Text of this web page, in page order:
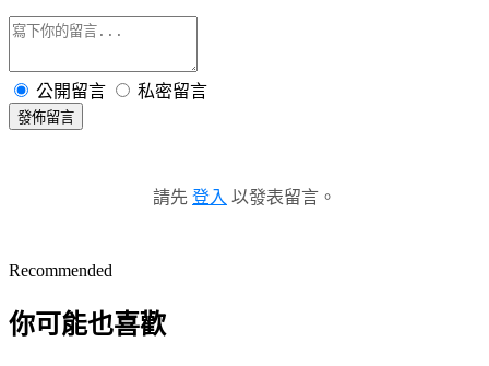
公開留言 私密留言
發佈留言
請先 登入 以發表留言。
Recommended
你可能也喜歡